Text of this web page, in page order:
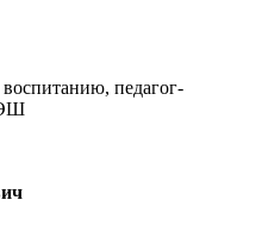
педагог-